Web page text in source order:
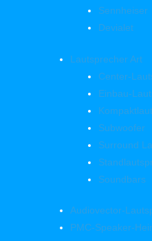
Sennheiser
Devialet
Lautsprecher Art
Center-
Einbau-
Subwoofer
Surround
Soundbars
Audiovector-
PMC-Speaker-